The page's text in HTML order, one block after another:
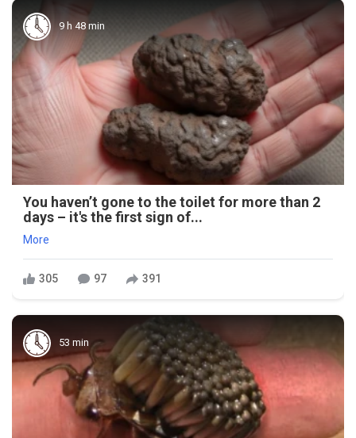
9 h 48 min
You haven’t gone to the toilet for more than 2
days – it's the first sign of...
More
305 97 391
53 min